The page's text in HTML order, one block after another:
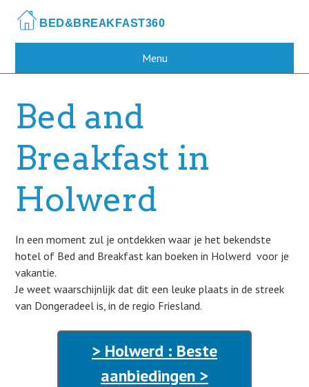
main
Menu
Bed and
Breakfast in
Holwerd
In een moment zul je ontdekken waar je het bekendste
hotel of Bed and Breakfast kan boeken in Holwerd voor je
vakantie.
Je weet waarschijnlijk dat dit een leuke plaats in de streek
van Dongeradeel is, in de regio Friesland.
> Holwerd : Beste
aanbiedingen >